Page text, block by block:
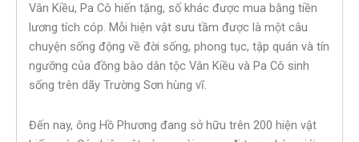
Vân Kiều, Pa Cô hiến tặng, số khác được mua bằng tiền
lương tích cóp. Mỗi hiện vật sưu tầm được là một câu
chuyện sống động về đời sống, phong tục, tập quán và tín
ngưỡng của đồng bào dân tộc Vân Kiều và Pa Cô sinh
sống trên dãy Trường Sơn hùng vĩ.
Đến nay, ông Hồ Phương đang sở hữu trên 200 hiện vật